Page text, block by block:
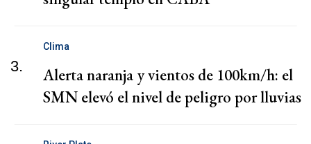
3.
Clima
Alerta naranja y vientos de 100km/h: el
SMN elevó el nivel de peligro por lluvias